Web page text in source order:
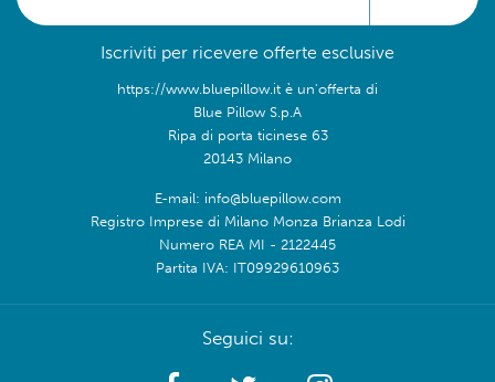
Iscriviti per ricevere offerte esclusive
https://www.bluepillow.it è un'offerta di
Blue Pillow S.p.A
Ripa di porta ticinese 63
20143 Milano
E-mail: info@bluepillow.com
Registro Imprese di Milano Monza Brianza Lodi
Numero REA MI - 2122445
Partita IVA: IT09929610963
Seguici su: